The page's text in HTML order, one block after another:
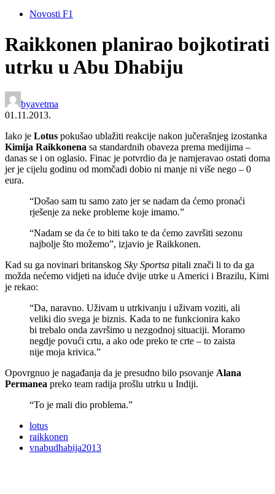
Novosti F1
Raikkonen planirao bojkotirati
utrku u Abu Dhabiju
byavetma
01.11.2013.
Iako je Lotus pokušao ublažiti reakcije nakon jučerašnjeg izostanka
Kimija Raikkonena sa standardnih obaveza prema medijima –
danas se i on oglasio. Finac je potvrdio da je namjeravao ostati doma
jer je cijelu godinu od momčadi dobio ni manje ni više nego – 0
eura.
“Došao sam tu samo zato jer se nadam da ćemo pronaći
rješenje za neke probleme koje imamo.”
“Nadam se da će to biti tako te da ćemo završiti sezonu
najbolje što možemo”, izjavio je Raikkonen.
Kad su ga novinari britanskog Sky Sportsa pitali znači li to da ga
možda nećemo vidjeti na iduće dvije utrke u Americi i Brazilu, Kimi
je rekao:
“Da, naravno. Uživam u utrkivanju i uživam voziti, ali
veliki dio svega je biznis. Kada to ne funkcionira kako
bi trebalo onda završimo u nezgodnoj situaciji. Moramo
negdje povući crtu, a ako ode preko te crte – to zaista
nije moja krivica.”
Opovrgnuo je nagađanja da je presudno bilo psovanje Alana
Permanea preko team radija prošlu utrku u Indiji.
“To je mali dio problema.”
lotus
raikkonen
vnabudhabija2013